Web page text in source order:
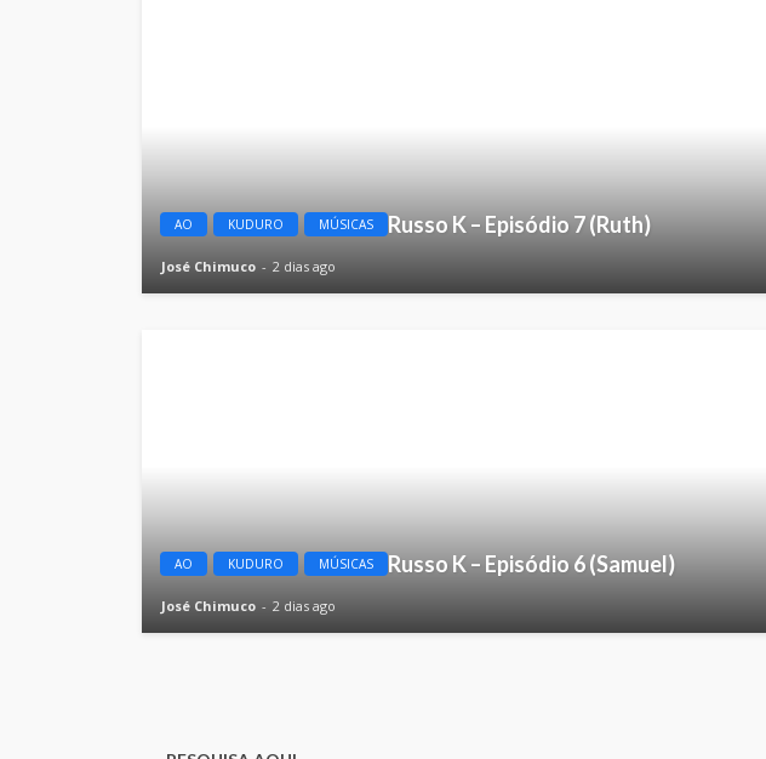
AO KUDURO MÚSICAS Russo K – Episódio 7 (Ruth)
José Chimuco 2 dias ago
AO KUDURO MÚSICAS Russo K – Episódio 6 (Samuel)
José Chimuco 2 dias ago